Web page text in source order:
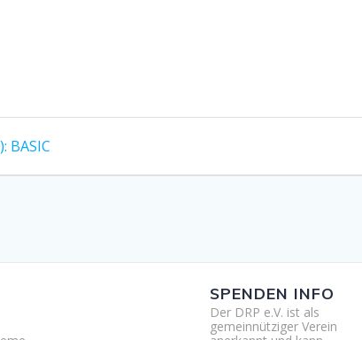
BASIC
SPENDEN INFO
Der DRP e.V. ist als
gemeinnütziger Verein